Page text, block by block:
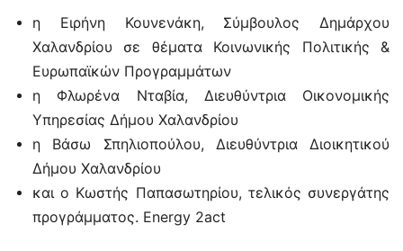
η Ειρήνη Κουνενάκη, Σύμβουλος Δημάρχου
Χαλανδρίου σε θέματα Κοινωνικής Πολιτικής &
Ευρωπαϊκών Προγραμμάτων
η Φλωρένα Νταβία, Διευθύντρια Οικονομικής
Υπηρεσίας Δήμου Χαλανδρίου
η Βάσω Σπηλιοπούλου, Διευθύντρια Διοικητικού
Δήμου Χαλανδρίου
και ο Κωστής Παπασωτηρίου, τελικός συνεργάτης
προγράμματος. Energy 2act